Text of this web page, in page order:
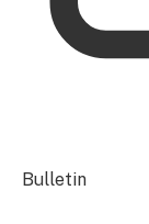
Bulletin